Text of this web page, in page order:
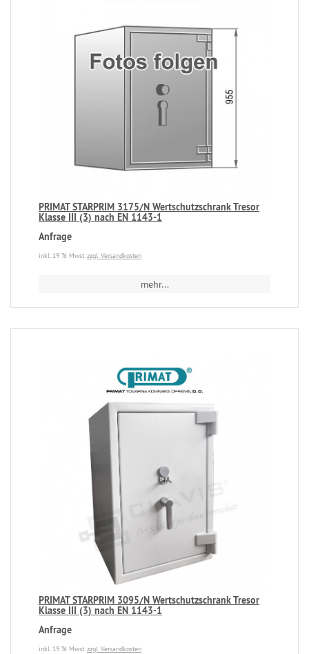
PRIMAT STARPRIM 3175/N Wertschutzschrank Tresor
Klasse III (3) nach EN 1143-1
Anfrage
inkl. 19 % Mwst.zzgl. Versandkosten
mehr...
PRIMAT STARPRIM 3095/N Wertschutzschrank Tresor
Klasse III (3) nach EN 1143-1
Anfrage
inkl. 19 % Mwst.zzgl. Versandkosten